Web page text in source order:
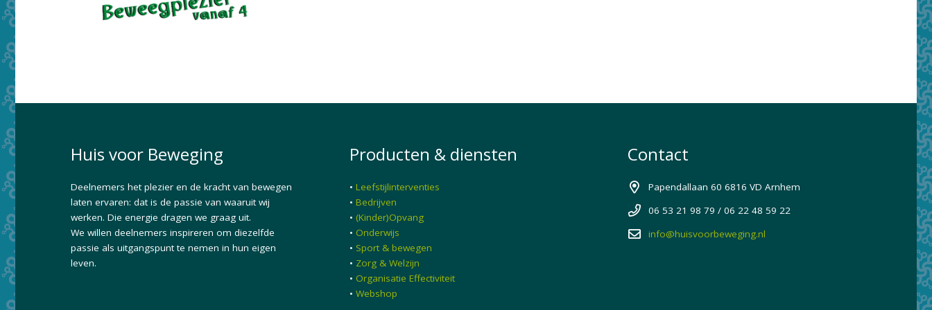
Huis voor Beweging
Deelnemers het plezier en de kracht van bewegen
laten ervaren: dat is de passie van waaruit wij
werken. Die energie dragen we graag uit.
We willen deelnemers inspireren om diezelfde
passie als uitgangspunt te nemen in hun eigen
leven.
Producten & diensten
• Leefstijlinterventies
• Bedrijven
• (Kinder)Opvang
• Onderwijs
• Sport & bewegen
• Zorg & Welzijn
• Organisatie Effectiviteit
• Webshop
Contact
Papendallaan 60 6816 VD Arnhem
06 53 21 98 79 / 06 22 48 59 22
info@huisvoorbeweging.nl